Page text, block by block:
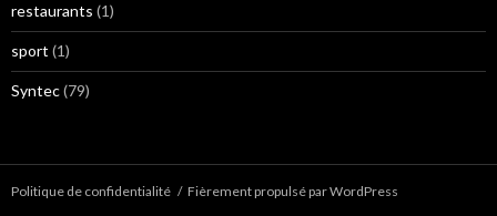
restaurants (1)
sport (1)
Syntec(79)
Politique de confidentialité Fièrement propulsé par WordPress